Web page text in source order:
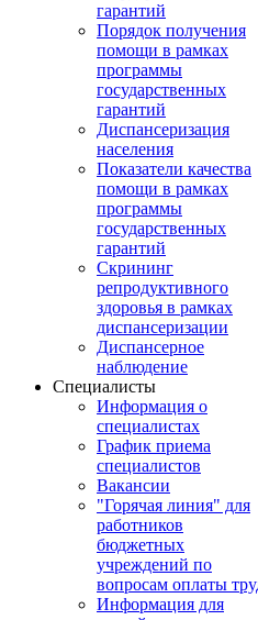
гарантий
Порядок получения
помощи в рамках
программы
государственных
гарантий
Диспансеризация
населения
Показатели качества
помощи в рамках
программы
государственных
гарантий
Скрининг
репродуктивного
здоровья в рамках
диспансеризации
Диспансерное
наблюдение
Специалисты
Информация о
специалистах
График приема
специалистов
Вакансии
"Горячая линия" для
работников
бюджетных
учреждений по
вопросам оплаты
Информация для